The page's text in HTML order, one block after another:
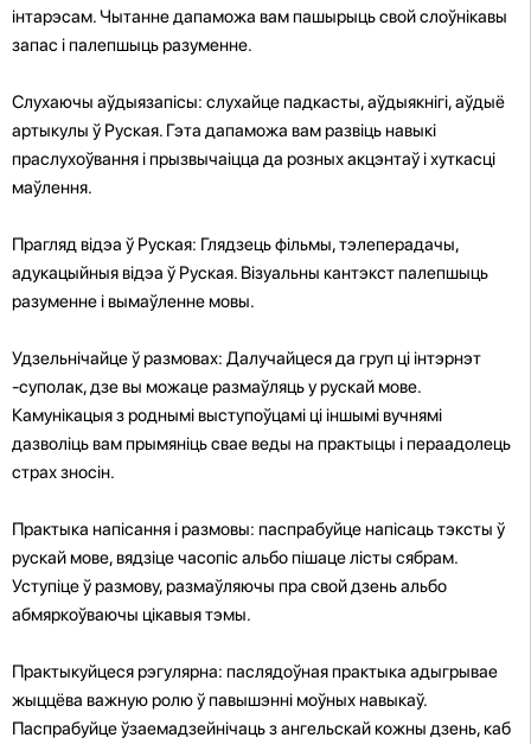
інтарэсам. Чытанне дапаможа вам пашырыць свой слоўнікавы
запас і палепшыць разуменне.
Слухаючы аўдыязапісы: слухайце падкасты, аўдыякнігі, аўдыё
артыкулы ў Руская. Гэта дапаможа вам развіць навыкі
праслухоўвання і прызвычаіцца да розных акцэнтаў і хуткасці
маўлення.
Прагляд відэа ў Руская: Глядзець фільмы, тэлеперадачы,
адукацыйныя відэа ў Руская. Візуальны кантэкст палепшыць
разуменне і вымаўленне мовы.
Удзельнічайце ў размовах: Далучайцеся да груп ці інтэрнэт
-суполак, дзе вы можаце размаўляць у рускай мове.
Камунікацыя з роднымі выступоўцамі ці іншымі вучнямі
дазволіць вам прымяніць свае веды на практыцы і пераадолець
страх зносін.
Практыка напісання і размовы: паспрабуйце напісаць тэксты ў
рускай мове, вядзіце часопіс альбо пішаце лісты сябрам.
Уступіце ў размову, размаўляючы пра свой дзень альбо
абмяркоўваючы цікавыя тэмы.
Практыкуйцеся рэгулярна: паслядоўная практыка адыгрывае
жыццёва важную ролю ў павышэнні моўных навыкаў.
Паспрабуйце ўзаемадзейнічаць з ангельскай кожны дзень, каб